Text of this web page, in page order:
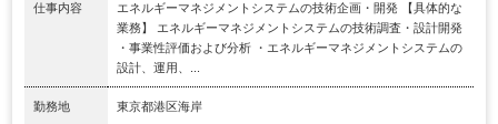
仕事内容
エネルギーマネジメントシステムの技術企画・開発 【具体的な
業務】 エネルギーマネジメントシステムの技術調査・設計開発
・事業性評価および分析 ・エネルギーマネジメントシステムの
設計、運用、...
勤務地 東京都港区海岸